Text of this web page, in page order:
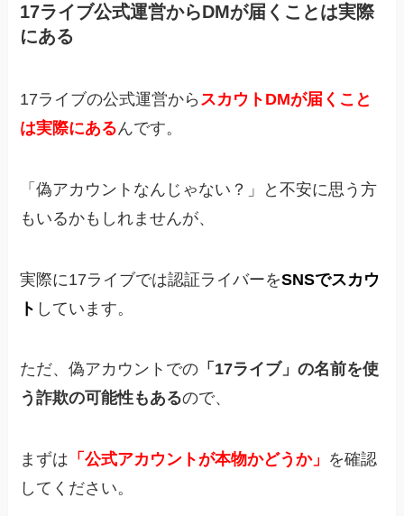
17ライブ公式運営からDMが届くことは実際
にある
17ライブの公式運営から スカウトDMが届くこと
は実際にあるんです。
「偽アカウントなんじゃない？」
と不安に思う方
もいるかもしれませんが、
実際に17ライブでは認証ライバーをSNSでスカウ
ト しています。
ただ、偽アカウントでの 「17ライブ」の名前を使
う詐欺の可能性もあるので、
まずは 「公式アカウントが本物かどうか」 を確認
してください。